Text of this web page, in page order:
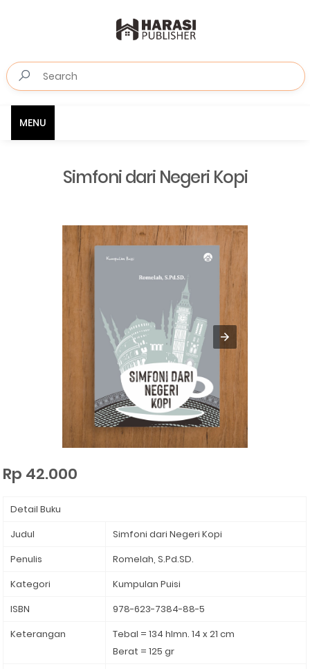
MENU
Simfoni dari Negeri Kopi
Rp 42.000
Detail Buku
Judul
Simfoni dari Negeri Kopi
Penulis
Romelah, S.Pd.SD.
Kategori
Kumpulan Puisi
ISBN
978-623-7384-88-5
Keterangan
Tebal = 134 hlmn. 14 x 21 cm
Berat = 125 gr